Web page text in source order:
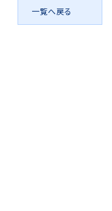
送について
いて
オーディオ関
造作材・枠材
一覧へ戻る